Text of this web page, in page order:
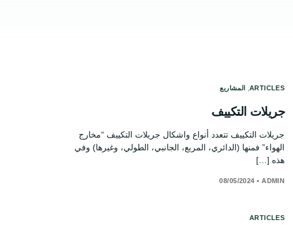
ARTICLES
, المشاريع
جريلات التكييف
جريلات التكييف تتعدد أنواع واشكال جريلات التكييف “مخارج
الهواء” فمنها (الدائري، المربع، الجانبي، الطولي، وغيرها) وفي
هذه […]
ADMIN
•
08/05/2024
ARTICLES